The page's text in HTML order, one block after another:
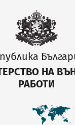
НА
РАБОТИ